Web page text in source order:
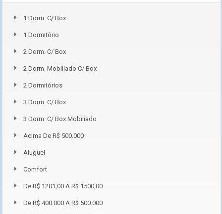
1 Dorm. C/ Box
1 Dormitório
2 Dorm. C/ Box
2 Dorm. Mobiliado C/ Box
2 Dormitórios
3 Dorm. C/ Box
3 Dorm. C/ Box Mobiliado
Acima De R$ 500.000
Aluguel
Comfort
De R$ 1201,00 A R$ 1500,00
De R$ 400.000 A R$ 500.000